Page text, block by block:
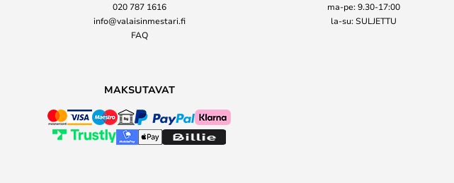
020 787 1616
info@valaisinmestari.fi
FAQ
ma-pe: 9.30-17:00
la-su: SULJETTU
MAKSUTAVAT